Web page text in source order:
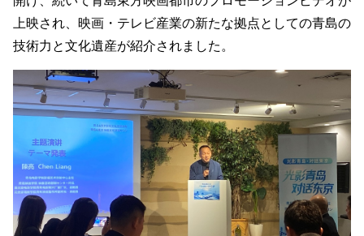
上映され、映画・テレビ産業の新たな拠点としての青島の
技術力と文化遺産が紹介されました。